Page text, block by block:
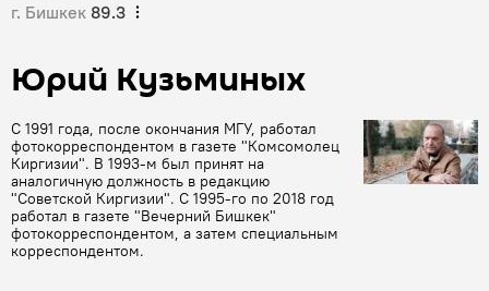
г. Бишкек 89.3
Юрий Кузьминых
С 1991 года, после окончания МГУ, работал
фотокорреспондентом в газете "Комсомолец
Киргизии". В 1993-м был принят на
аналогичную должность в редакцию
"Советской Киргизии". С 1995-го по 2018 год
работал в газете "Вечерний Бишкек"
фотокорреспондентом, а затем специальным
корреспондентом.